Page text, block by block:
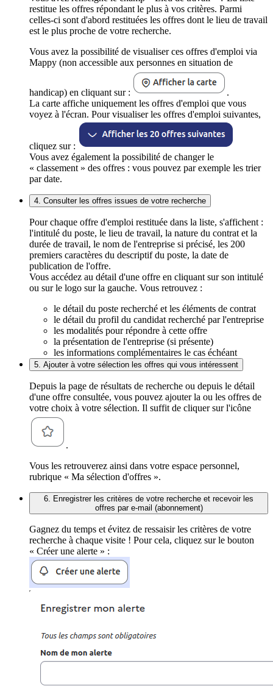
restitue les offres répondant le plus à vos critères. Parmi
celles-ci sont d'abord restituées les offres dont le lieu de travail
est le plus proche de votre recherche.
Vous avez la possibilité de visualiser ces offres d'emploi via
Mappy (non accessible aux personnes en situation de
handicap) en cliquant sur :
.
La carte affiche uniquement les offres d'emploi que vous
voyez à l'écran. Pour visualiser les offres d'emploi suivantes,
cliquez sur :
Vous avez également la possibilité de changer le
« classement » des offres : vous pouvez par exemple les trier
par date.
4. Consulter les offres issues de votre recherche
Pour chaque offre d'emploi restituée dans la liste, s'affichent :
l'intitulé du poste, le lieu de travail, la nature du contrat et la
durée de travail, le nom de l'entreprise si précisé, les 200
premiers caractères du descriptif du poste, la date de
publication de l'offre.
Vous accédez au détail d'une offre en cliquant sur son intitulé
ou sur le logo sur la gauche. Vous retrouvez :
le détail du poste recherché et les éléments de contrat
le détail du profil du candidat recherché par l'entreprise
les modalités pour répondre à cette offre
la présentation de l'entreprise (si présente)
les informations complémentaires le cas échéant
5. Ajouter à votre sélection les offres qui vous intéressent
Depuis la page de résultats de recherche ou depuis le détail
d'une offre consultée, vous pouvez ajouter la ou les offres de
votre choix à votre sélection. Il suffit de cliquer sur l'icône
.
Vous les retrouverez ainsi dans votre espace personnel,
rubrique « Ma sélection d'offres ».
6. Enregistrer les critères de votre recherche et recevoir les
offres par e-mail (abonnement)
Gagnez du temps et évitez de ressaisir les critères de votre
recherche à chaque visite ! Pour cela, cliquez sur le bouton
« Créer une alerte » :